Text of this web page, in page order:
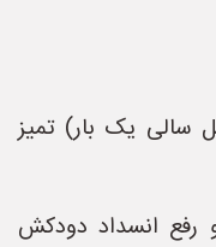
یک بار) تمیز
انسداد دودکش